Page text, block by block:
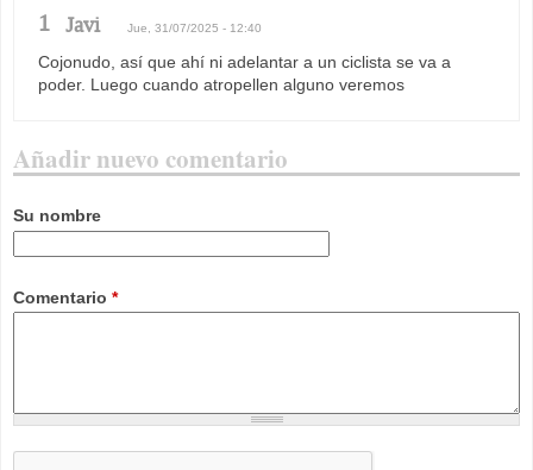
1 Javi Jue, 31/07/2025 - 12:40
Cojonudo, así que ahí ni adelantar a un ciclista se va a
poder. Luego cuando atropellen alguno veremos
Añadir nuevo comentario
Su nombre
Comentario *